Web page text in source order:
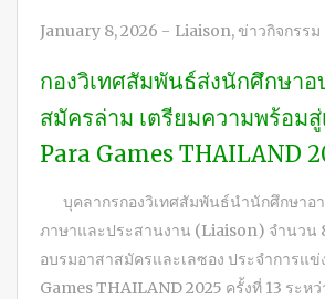
January 8, 2026 - Liaison,ข่าวกิจกรรม
กองวิเทศสัมพันธ์ส่งนักศึกษาอ
สมัครล่าม เตรียมความพร้อมสู่
Para Games THAILAND
บุคลากรกองวิเทศสัมพันธ์นำนักศึกษาอ
ภาษาและประสานงาน (Liaison) จำนวน
อบรมอาสาสมัครและเลซอง ประจำการแ
Games THAILAND 2025 ครั้งที่ 13 ระห